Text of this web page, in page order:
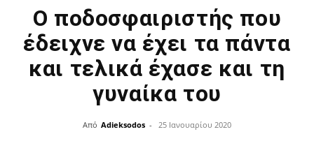
Ο ποδοσφαιριστής που
έδειχνε να έχει τα πάντα
και τελικά έχασε και τη
γυναίκα του
Από Adieksodos - 25 Ιανουαρίου 2020